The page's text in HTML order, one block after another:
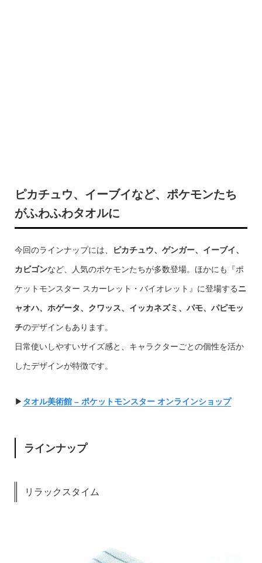
ピカチュウ、イーブイなど、ポケモンたち
がふわふわタオルに
今回のラインナップには、 ピカチュウ、ゲンガー、イーブイ、
カビゴンなど、人気のポケモンたちが多数登場。ほかにも『ポ
ケットモンスター スカーレット・バイオレット』に登場するニ
ャオハ、ホゲータ、クワッス、イッカネズミ、パモ、パピモッ
チのデザインもあります。
日常使いしやすいサイズ感と、キャラクターごとの個性を活か
したデザインが特徴です。
▶︎ タオル美術館 – ポケットモンスター オンラインショップ
ラインナップ
リラックスタイム